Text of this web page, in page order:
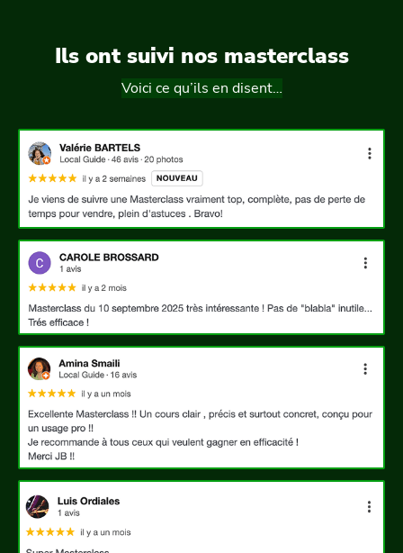
Ils ont suivi nos masterclass
Voici ce qu’ils en disent…